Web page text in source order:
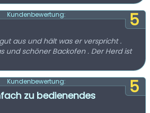
5
Kundenbewertung:
aus und hält was er verspricht .
und schöner Backofen . Der Herd ist
5
Kundenbewertung:
zu bedienendes